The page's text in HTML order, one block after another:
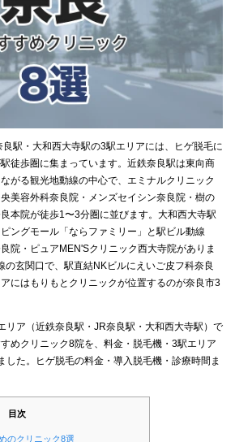
良駅・大和西大寺駅の3駅エリアには、ヒゲ脱毛に
徒歩圏に集まっています。近鉄奈良駅は東向商
がる観光地動線の中心で、エミナルクリニック
美容外科奈良院・メンズセイシン奈良院・樹の
本院が徒歩1〜3分圏に並びます。大和西大寺駅
ングモール「ならファミリー」と駅ビル動線
院・ピュアMEN'Sクリニック西大寺院がありま
の玄関口で、駅直結NKビルにえいご皮フ科奈良
にはもりもとクリニックが位置するのが奈良市3
リア（近鉄奈良駅・JR奈良駅・大和西大寺駅）で
めクリニック8院を、料金・脱毛機・3駅エリア
した。ヒゲ脱毛の料金・導入脱毛機・診療時間ま
目次
のクリニック8選